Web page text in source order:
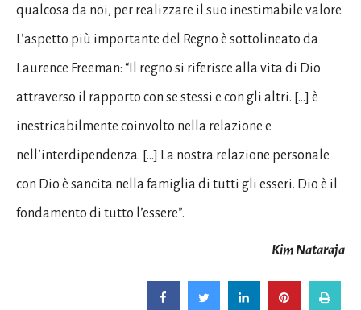
qualcosa da noi, per realizzare il suo inestimabile valore.
L’aspetto più importante del Regno è sottolineato da
Laurence Freeman: “Il regno si riferisce alla vita di Dio
attraverso il rapporto con se stessi e con gli altri. […] è
inestricabilmente coinvolto nella relazione e
nell’interdipendenza. […] La nostra relazione personale
con Dio è sancita nella famiglia di tutti gli esseri. Dio è il
fondamento di tutto l’essere”.
Kim Nataraja